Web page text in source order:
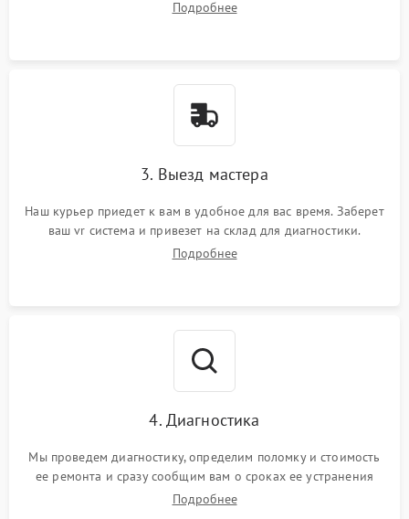
Подробнее
3. Выезд мастера
Наш курьер приедет к вам в удобное для вас время. Заберет
ваш vr система и привезет на склад для диагностики.
Подробнее
4. Диагностика
Мы проведем диагностику, определим поломку и стоимость
ее ремонта и сразу сообщим вам о сроках ее устранения
Подробнее